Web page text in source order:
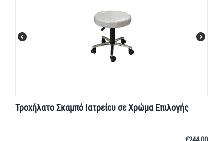
Τροχήλατο Σκαμπό Ιατρείου σε Χρώμα Επιλογής